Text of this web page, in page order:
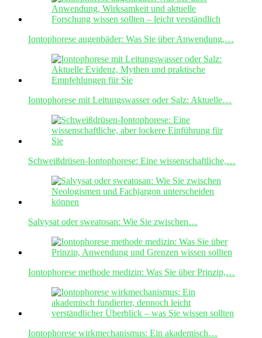
Iontophorese augenbäder: Was Sie über Anwendung,…
Iontophorese mit Leitungswasser oder Salz: Aktuelle…
Schweißdrüsen-Iontophorese: Eine wissenschaftliche,…
Salvysat oder sweatosan: Wie Sie zwischen…
Iontophorese methode medizin: Was Sie über Prinzip,…
Iontophorese wirkmechanismus: Ein akademisch…